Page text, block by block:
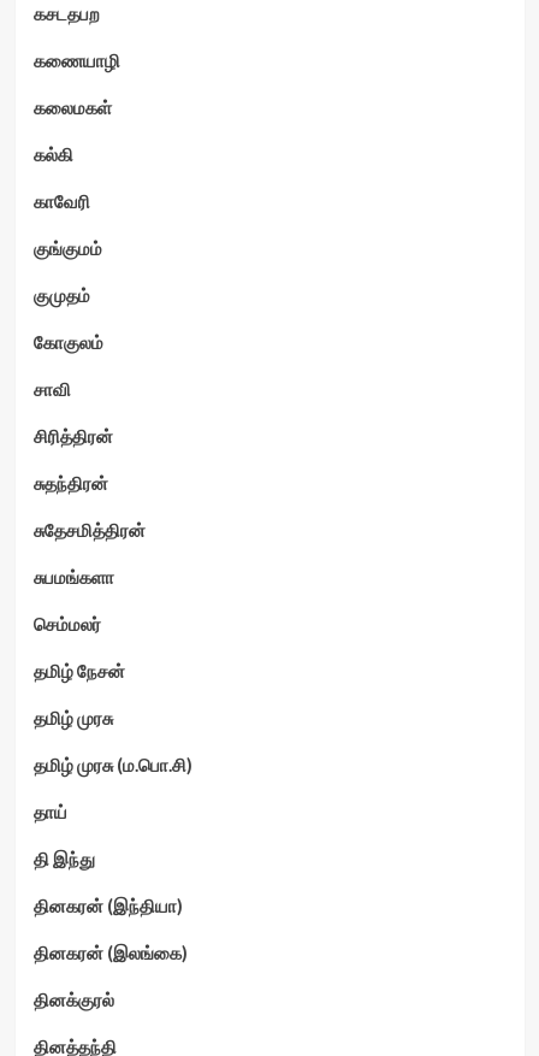
கசடதபற
கணையாழி
கலைமகள்
கல்கி
காவேரி
குங்குமம்
குமுதம்
கோகுலம்
சாவி
சிரித்திரன்
சுதந்திரன்
சுதேசமித்திரன்
சுபமங்களா
செம்மலர்
தமிழ் நேசன்
தமிழ் முரசு
தமிழ் முரசு (ம.பொ.சி)
தாய்
தி இந்து
தினகரன் (இந்தியா)
தினகரன் (இலங்கை)
தினக்குரல்
தினத்தந்தி